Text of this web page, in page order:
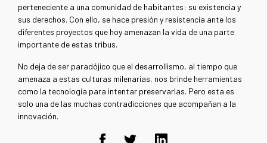
perteneciente a una comunidad de habitantes: su existencia y
sus derechos. Con ello, se hace presión y resistencia ante los
diferentes proyectos que hoy amenazan la vida de una parte
importante de estas tribus.
No deja de ser paradójico que el desarrollismo, al tiempo que
amenaza a estas culturas milenarias, nos brinde herramientas
como la tecnología para intentar preservarlas. Pero esta es
solo una de las muchas contradicciones que acompañan a la
innovación.